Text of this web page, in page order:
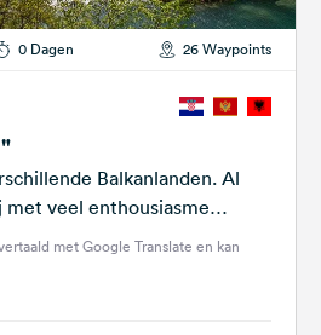
0 Dagen 26 Waypoints
Balkanlanden. Al
veel enthousiasme
landen in Zuidoost-Europa.
met Google Translate en kan